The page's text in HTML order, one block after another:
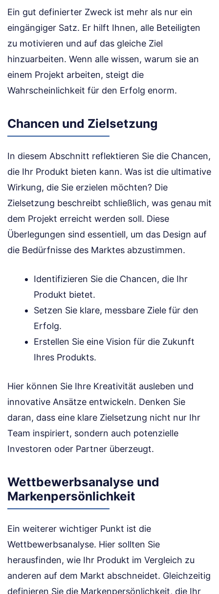
Ein gut definierter Zweck ist mehr als nur ein
eingängiger Satz. Er hilft Ihnen, alle Beteiligten
zu motivieren und auf das gleiche Ziel
hinzuarbeiten. Wenn alle wissen, warum sie an
einem Projekt arbeiten, steigt die
Wahrscheinlichkeit für den Erfolg enorm.
Chancen und Zielsetzung
In diesem Abschnitt reflektieren Sie die Chancen,
die Ihr Produkt bieten kann. Was ist die ultimative
Wirkung, die Sie erzielen möchten? Die
Zielsetzung beschreibt schließlich, was genau mit
dem Projekt erreicht werden soll. Diese
Überlegungen sind essentiell, um das Design auf
die Bedürfnisse des Marktes abzustimmen.
Identifizieren Sie die Chancen, die Ihr
Produkt bietet.
Setzen Sie klare, messbare Ziele für den
Erfolg.
Erstellen Sie eine Vision für die Zukunft
Ihres Produkts.
Hier können Sie Ihre Kreativität ausleben und
innovative Ansätze entwickeln. Denken Sie
daran, dass eine klare Zielsetzung nicht nur Ihr
Team inspiriert, sondern auch potenzielle
Investoren oder Partner überzeugt.
Wettbewerbsanalyse und
Markenpersönlichkeit
Ein weiterer wichtiger Punkt ist die
Wettbewerbsanalyse. Hier sollten Sie
herausfinden, wie Ihr Produkt im Vergleich zu
anderen auf dem Markt abschneidet. Gleichzeitig
definieren Sie die Markenpersönlichkeit, die Ihr